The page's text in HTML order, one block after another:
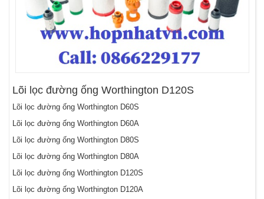
Lõi lọc đường ống Worthington D120S
Lõi lọc đường ống Worthington D60S
Lõi lọc đường ống Worthington D60A
Lõi lọc đường ống Worthington D80S
Lõi lọc đường ống Worthington D80A
Lõi lọc đường ống Worthington D120S
Lõi lọc đường ống Worthington D120A